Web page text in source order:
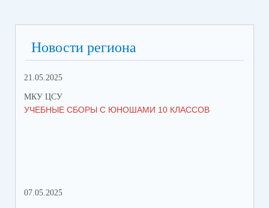
Новости региона
21.05.2025
МКУ ЦСУ
УЧЕБНЫЕ СБОРЫ С ЮНОШАМИ 10 КЛАССОВ
07.05.2025